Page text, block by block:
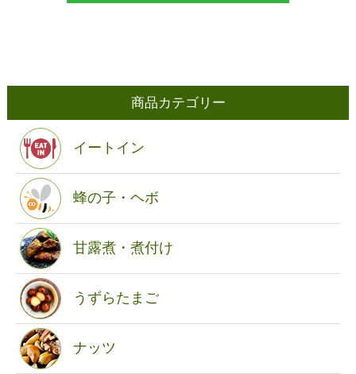
商品カテゴリー
イートイン
蜂の子・ヘボ
甘露煮・煮付け
うずらたまご
ナッツ